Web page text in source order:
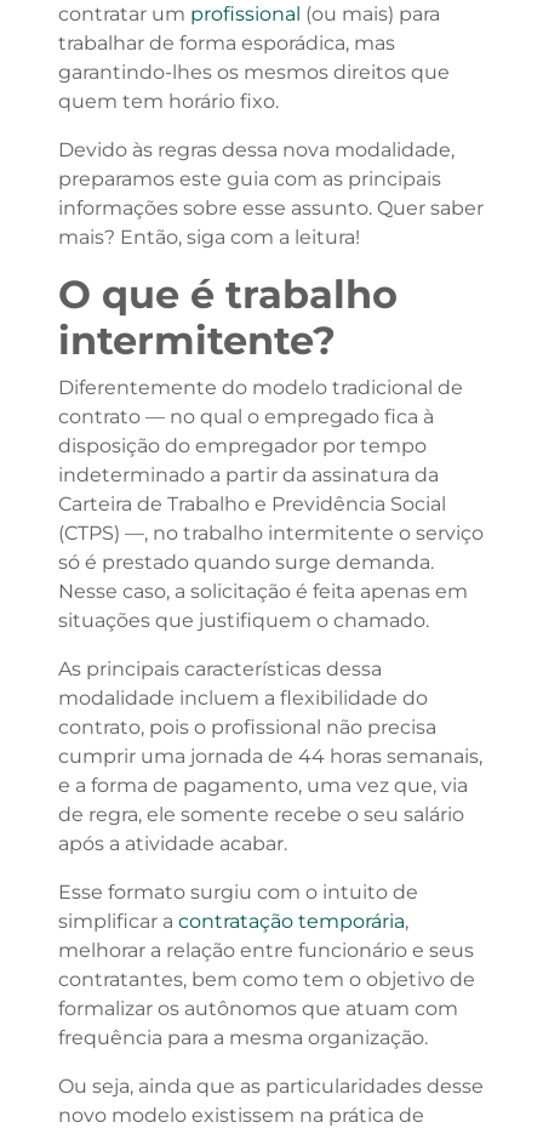
contratar um profissional (ou mais) para
trabalhar de forma esporádica, mas
garantindo-lhes os mesmos direitos que
quem tem horário fixo.
Devido às regras dessa nova modalidade,
preparamos este guia com as principais
informações sobre esse assunto. Quer saber
mais? Então, siga com a leitura!
O que é trabalho
intermitente?
Diferentemente do modelo tradicional de
contrato — no qual o empregado fica à
disposição do empregador por tempo
indeterminado a partir da assinatura da
Carteira de Trabalho e Previdência Social
(CTPS) —, no trabalho intermitente o serviço
só é prestado quando surge demanda.
Nesse caso, a solicitação é feita apenas em
situações que justifiquem o chamado.
As principais características dessa
modalidade incluem a flexibilidade do
contrato, pois o profissional não precisa
cumprir uma jornada de 44 horas semanais,
e a forma de pagamento, uma vez que, via
de regra, ele somente recebe o seu salário
após a atividade acabar.
Esse formato surgiu com o intuito de
simplificar a contratação temporária,
melhorar a relação entre funcionário e seus
contratantes, bem como tem o objetivo de
formalizar os autônomos que atuam com
frequência para a mesma organização.
Ou seja, ainda que as particularidades desse
novo modelo existissem na prática de